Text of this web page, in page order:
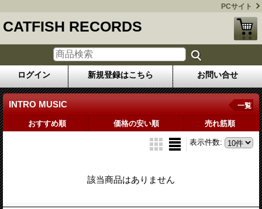
PCサイト
CATFISH RECORDS
ログイン 新規登録はこちら お問い合せ
INTRO MUSIC 一覧
おすすめ順 価格の安い順 売れ筋順
表示件数:
該当商品はありません